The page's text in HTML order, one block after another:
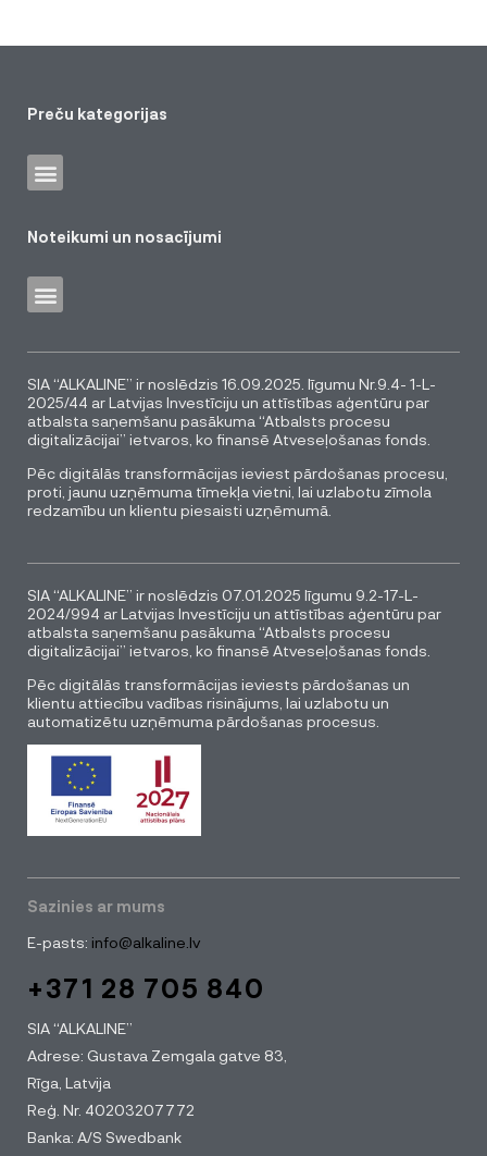
Preču kategorijas
Noteikumi un nosacījumi
SIA “ALKALINE” ir noslēdzis 16.09.2025. līgumu Nr.9.4- 1-L-
2025/44 ar Latvijas Investīciju un attīstības aģentūru par
atbalsta saņemšanu pasākuma “Atbalsts procesu
digitalizācijai” ietvaros, ko finansē Atveseļošanas fonds.
Pēc digitālās transformācijas ieviest pārdošanas procesu,
proti, jaunu uzņēmuma tīmekļa vietni, lai uzlabotu zīmola
redzamību un klientu piesaisti uzņēmumā.
SIA “ALKALINE” ir noslēdzis 07.01.2025 līgumu 9.2-17-L-
2024/994 ar Latvijas Investīciju un attīstības aģentūru par
atbalsta saņemšanu pasākuma “Atbalsts procesu
digitalizācijai” ietvaros, ko finansē Atveseļošanas fonds.
Pēc digitālās transformācijas ieviests pārdošanas un
klientu attiecību vadības risinājums, lai uzlabotu un
automatizētu uzņēmuma pārdošanas procesus.
Sazinies ar mums
E-pasts: info@alkaline.lv
+371 28 705 840
SIA “ALKALINE”
Adrese: Gustava Zemgala gatve 83,
Rīga, Latvija
Reģ. Nr. 40203207772
Banka: A/S Swedbank